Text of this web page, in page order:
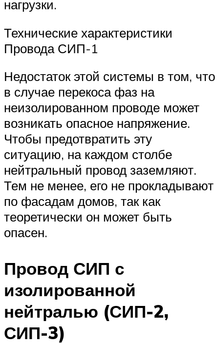
нагрузки.
Технические характеристики
Провода СИП-1
Недостаток этой системы в том, что
в случае перекоса фаз на
неизолированном проводе может
возникать опасное напряжение.
Чтобы предотвратить эту
ситуацию, на каждом столбе
нейтральный провод заземляют.
Тем не менее, его не прокладывают
по фасадам домов, так как
теоретически он может быть
опасен.
Провод СИП с
изолированной
нейтралью (СИП-2,
СИП-3)